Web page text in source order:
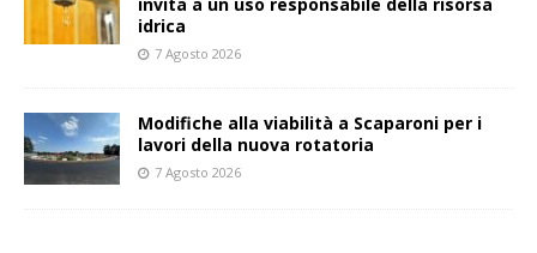
idrica
7 Agosto 2026
Modifiche alla viabilità a Scaparoni per i
lavori della nuova rotatoria
7 Agosto 2026